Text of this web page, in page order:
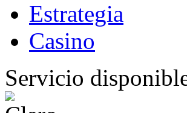
Estrategia
Casino
Servicio